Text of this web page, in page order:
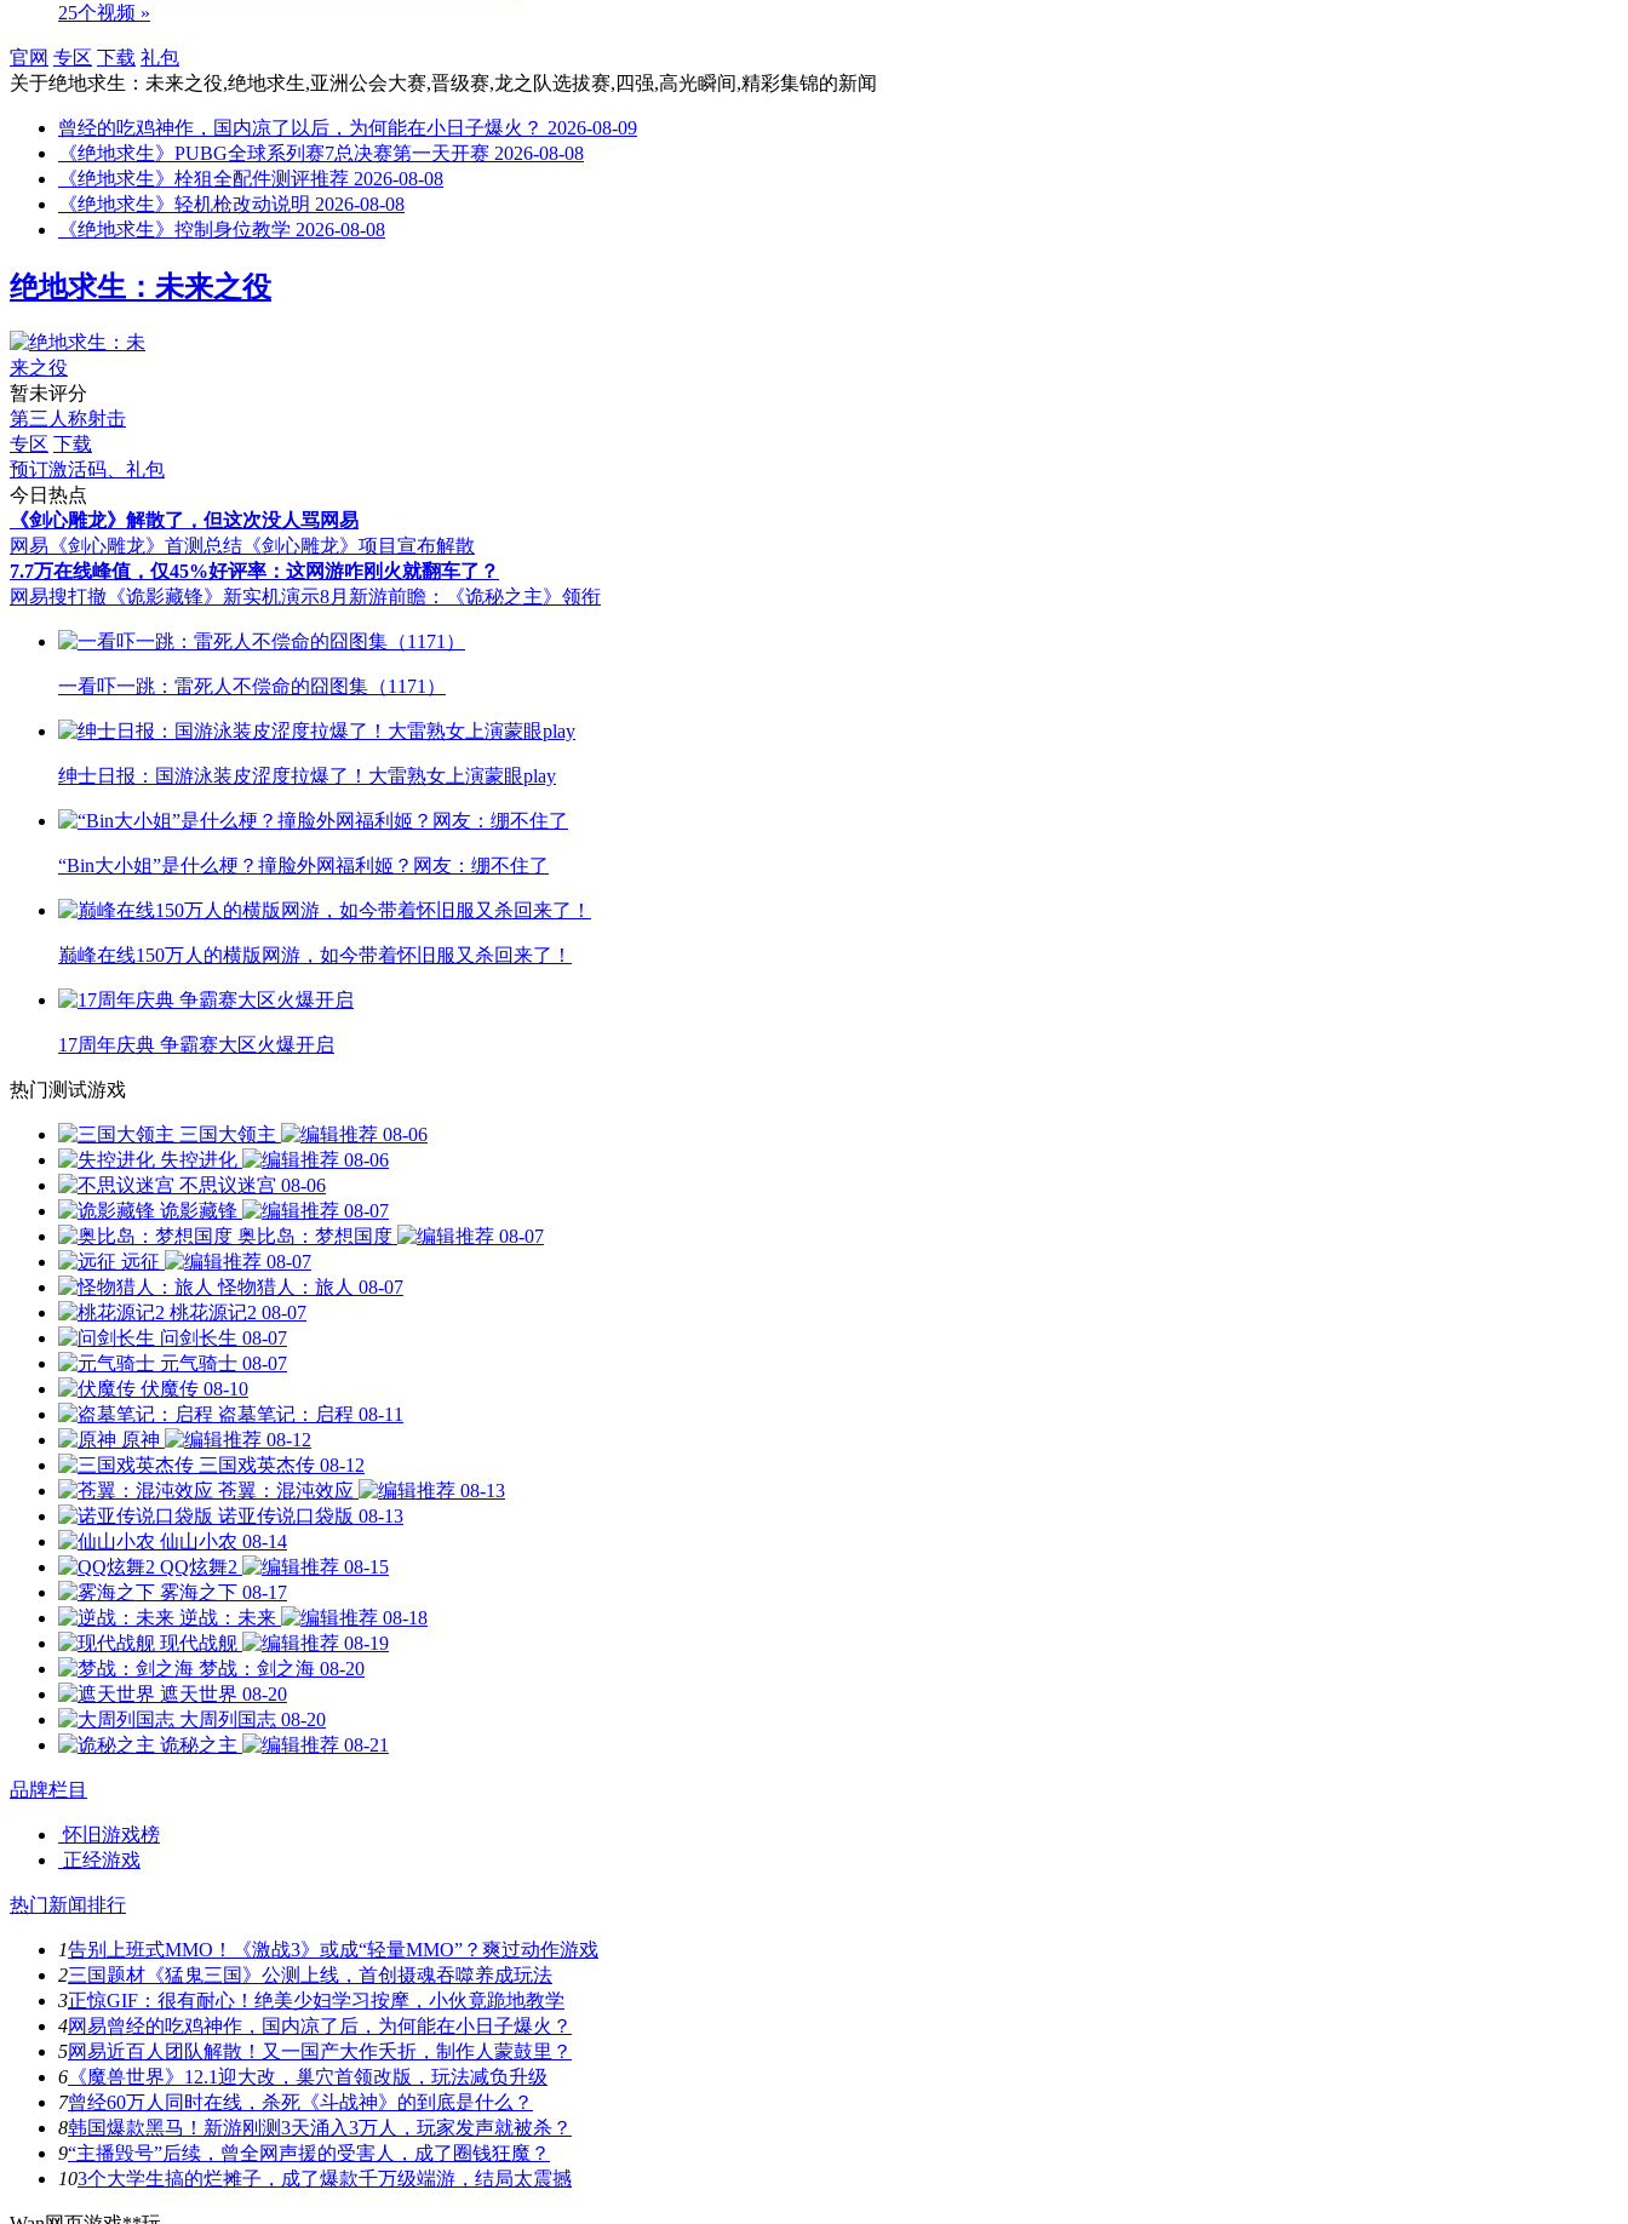
25个视频 »
官网 专区 下载 礼包
关于绝地求生：未来之役,绝地求生,亚洲公会大赛,晋级赛,龙之队选拔赛,四强,高光瞬间,精彩集锦的新闻
曾经的吃鸡神作，国内凉了以后，为何能在小日子爆火？ 2026-08-09
《绝地求生》PUBG全球系列赛7总决赛第一天开赛 2026-08-08
《绝地求生》栓狙全配件测评推荐 2026-08-08
《绝地求生》轻机枪改动说明 2026-08-08
《绝地求生》控制身位教学 2026-08-08
绝地求生：未来之役
暂未评分
第三人称射击
专区 下载
预订激活码、礼包
今日热点
《剑心雕龙》解散了，但这次没人骂网易
网易《剑心雕龙》首测总结 《剑心雕龙》项目宣布解散
7.7万在线峰值，仅45%好评率：这网游咋刚火就翻车了？
网易搜打撤《诡影藏锋》新实机演示8月新游前瞻：《诡秘之主》领衔
一看吓一跳：雷死人不偿命的囧图集（1171）
绅士日报：国游泳装皮涩度拉爆了！大雷熟女上演蒙眼play
“Bin大小姐”是什么梗？撞脸外网福利姬？网友：绷不住了
巅峰在线150万人的横版网游，如今带着怀旧服又杀回来了！
17周年庆典 争霸赛大区火爆开启
热门测试游戏
三国大领主
08-06
失控进化
08-06
不思议迷宫 08-06
诡影藏锋
08-07
奥比岛：梦想国度
08-07
远征
08-07
怪物猎人：旅人 08-07
桃花源记2 08-07
问剑长生 08-07
元气骑士 08-07
伏魔传 08-10
盗墓笔记：启程 08-11
原神
08-12
三国戏英杰传 08-12
苍翼：混沌效应
08-13
诺亚传说口袋版 08-13
仙山小农 08-14
QQ炫舞2
08-15
雾海之下 08-17
逆战：未来
08-18
现代战舰
08-19
梦战：剑之海 08-20
遮天世界 08-20
大周列国志 08-20
诡秘之主
08-21
品牌栏目
怀旧游戏榜
正经游戏
热门新闻排行
1告别上班式MMO！《激战3》或成“轻量MMO”？爽过动作游戏
2三国题材《猛鬼三国》公测上线，首创摄魂吞噬养成玩法
3正惊GIF：很有耐心！绝美少妇学习按摩，小伙竟跪地教学
4网易曾经的吃鸡神作，国内凉了后，为何能在小日子爆火？
5网易近百人团队解散！又一国产大作夭折，制作人蒙鼓里？
6 《魔兽世界》12.1迎大改，巢穴首领改版，玩法减负升级
7曾经60万人同时在线，杀死《斗战神》的到底是什么？
8韩国爆款黑马！新游刚测3天涌入3万人，玩家发声就被杀？
9“主播毁号”后续，曾全网声援的受害人，成了圈钱狂魔？
103个大学生搞的烂摊子，成了爆款千万级端游，结局太震撼